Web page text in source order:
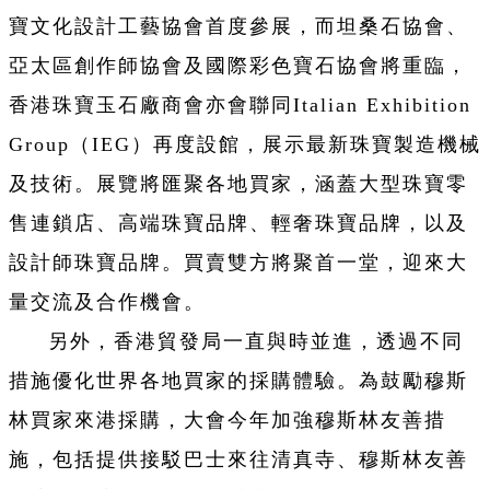
寶文化設計工藝協會首度參展，而坦桑石協會、
亞太區創作師協會及國際彩色寶石協會將重臨，
香港珠寶玉石廠商會亦會聯同Italian Exhibition
Group（IEG）再度設館，展示最新珠寶製造機械
及技術。展覽將匯聚各地買家，涵蓋大型珠寶零
售連鎖店、高端珠寶品牌、輕奢珠寶品牌，以及
設計師珠寶品牌。買賣雙方將聚首一堂，迎來大
量交流及合作機會。
另外，香港貿發局一直與時並進，透過不同
措施優化世界各地買家的採購體驗。為鼓勵穆斯
林買家來港採購，大會今年加強穆斯林友善措
施，包括提供接駁巴士來往清真寺、穆斯林友善